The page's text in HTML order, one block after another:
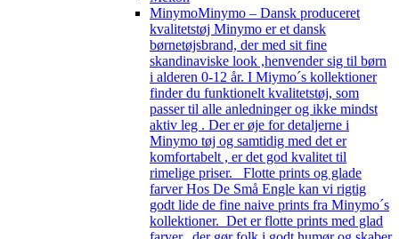
MinymoMinymo – Dansk produceret
kvalitetstøj Minymo er et dansk
børnetøjsbrand, der med sit fine
skandinaviske look ,henvender sig til børn
i alderen 0-12 år. I Miymo´s kollektioner
finder du funktionelt kvalitetstøj, som
passer til alle anledninger og ikke mindst
aktiv leg . Der er øje for detaljerne i
Minymo tøj og samtidig med det er
komfortabelt , er det god kvalitet til
rimelige priser. Flotte prints og glade
farver Hos De Små Engle kan vi rigtig
godt lide de fine naive prints fra Minymo´s
kollektioner. Det er flotte prints med glad